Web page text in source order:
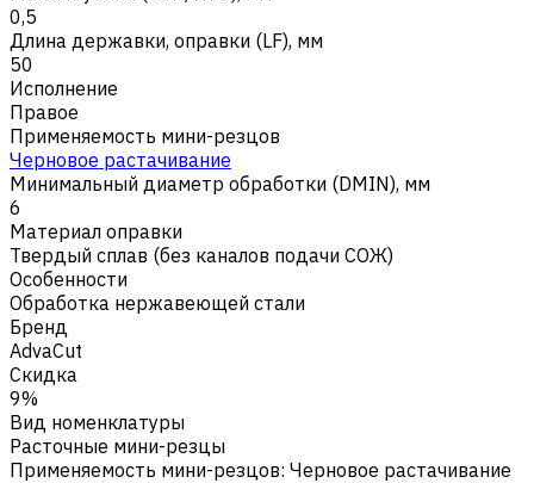
0,5
Длина державки, оправки (LF), мм
50
Исполнение
Правое
Применяемость мини-резцов
Черновое растачивание
Минимальный диаметр обработки (DMIN), мм
6
Материал оправки
Твердый сплав (без каналов подачи СОЖ)
Особенности
Обработка нержавеющей стали
Бренд
AdvaCut
Скидка
9%
Вид номенклатуры
Расточные мини-резцы
Применяемость мини-резцов: Черновое растачивание